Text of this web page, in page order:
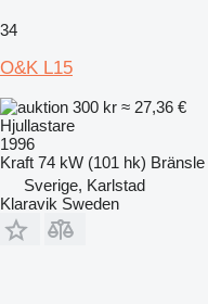
34
O&K L15
300 kr ≈ 27,36 €
Hjullastare
1996
Kraft 74 kW (101 hk) Bränsle
Sverige, Karlstad
Klaravik Sweden